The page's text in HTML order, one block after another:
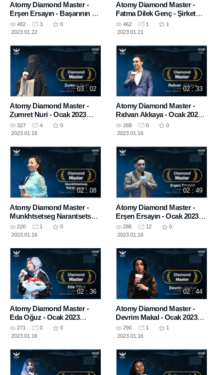
Atomy Diamond Master -
Erşen Ersayın - Başarının 8
Temel Anahtarı- Ocak 2023
OneDay Seminar Bursa
482 3
0
2023.01.22
Atomy Diamond Master -
Fatma Dilek Genç - Şirket
Tanıtımı - Ocak 2023 OneDay
Seminar İzmir
462 1
1
2023.01.21
03 : 02
Atomy Diamond Master -
Zumret Nuri - Ocak 2023
Success Academy
327 4
0
2023.01.16
02 : 33
Atomy Diamond Master -
Rıdvan Akkaya - Ocak 2023
Success Academy
268 0
0
2023.01.16
02 : 08
Atomy Diamond Master -
Munkhtsetseg Narantsetseg
- Ocak 2023 Success
Academy
220 1
0
2023.01.16
02 : 49
Atomy Diamond Master -
Erşen Ersayın - Ocak 2023
Success Academy
286 12
0
2023.01.16
02 : 36
Atomy Diamond Master -
Eda Oğuz - Ocak 2023
Success Academy
271 0
0
2023.01.16
02 : 44
Atomy Diamond Master -
Devrim Makal - Ocak 2023
Success Academy
290 1
1
2023.01.16